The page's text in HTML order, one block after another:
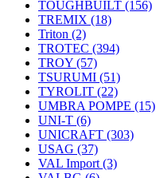
TOUGHBUILT (156)
TREMIX (18)
Triton (2)
TROTEC (394)
TROY (57)
TSURUMI (51)
TYROLIT (22)
UMBRA POMPE (15)
UNI-T (6)
UNICRAFT (303)
USAG (37)
VAL Import (3)